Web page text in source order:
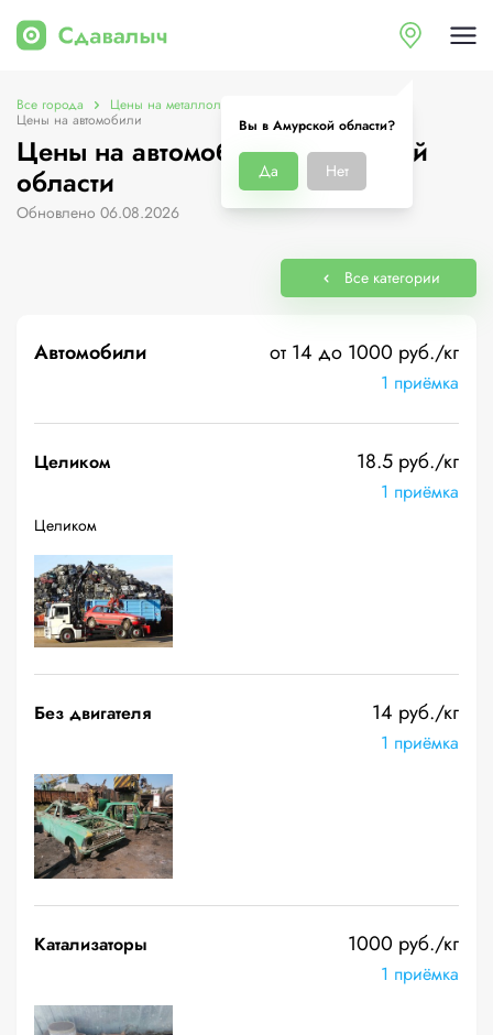
Вы в Амурской области?
Да Нет
Все города Цены на металлолом в Амурской области
Цены на автомобили
Цены на автомобили в Амурской
области
Обновлено 06.08.2026
Все категории
Автомобили от 14 до 1000 руб./кг
1 приёмка
Целиком 18.5 руб./кг
1 приёмка
Целиком
Без двигателя 14 руб./кг
1 приёмка
Катализаторы 1000 руб./кг
1 приёмка